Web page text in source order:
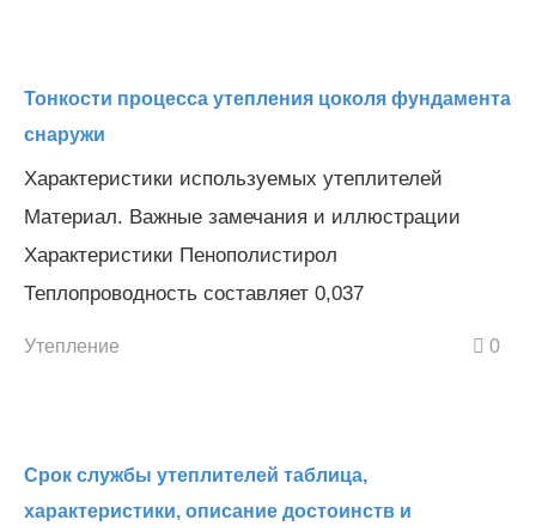
Тонкости процесса утепления цоколя фундамента
снаружи
Характеристики используемых утеплителей
Материал. Важные замечания и иллюстрации
Характеристики Пенополистирол
Теплопроводность составляет 0,037
Утепление 0
Срок службы утеплителей таблица,
характеристики, описание достоинств и